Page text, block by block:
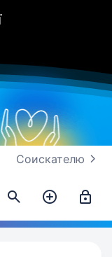
Соискателю